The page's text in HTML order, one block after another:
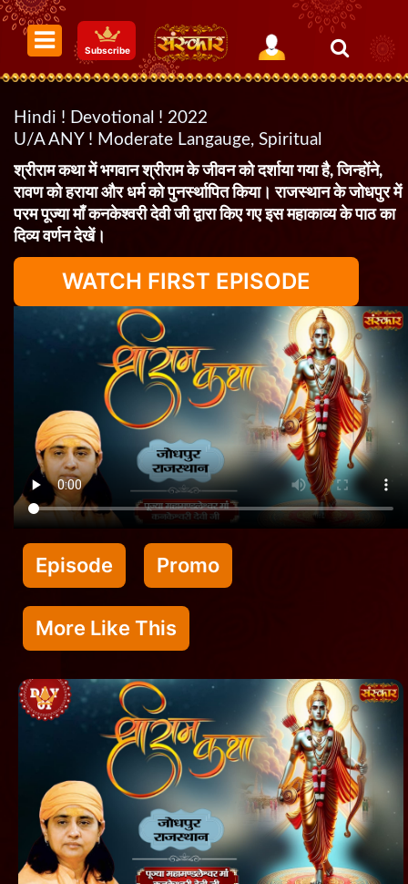
Subscribe
Hindi ! Devotional ! 2022
U/A ANY ! Moderate Langauge, Spiritual
श्रीराम कथा में भगवान श्रीराम के जीवन को दर्शाया गया है, जिन्होंने,
रावण को हराया और धर्म को पुनर्स्थापित किया। राजस्थान के जोधपुर में
परम पूज्या माँ कनकेश्वरी देवी जी द्वारा किए गए इस महाकाव्य के पाठ का
दिव्य वर्णन देखें।
WATCH FIRST EPISODE
Episode Promo
More Like This